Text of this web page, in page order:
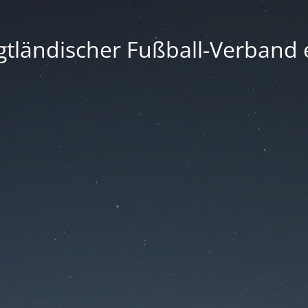
Fußball-Verband